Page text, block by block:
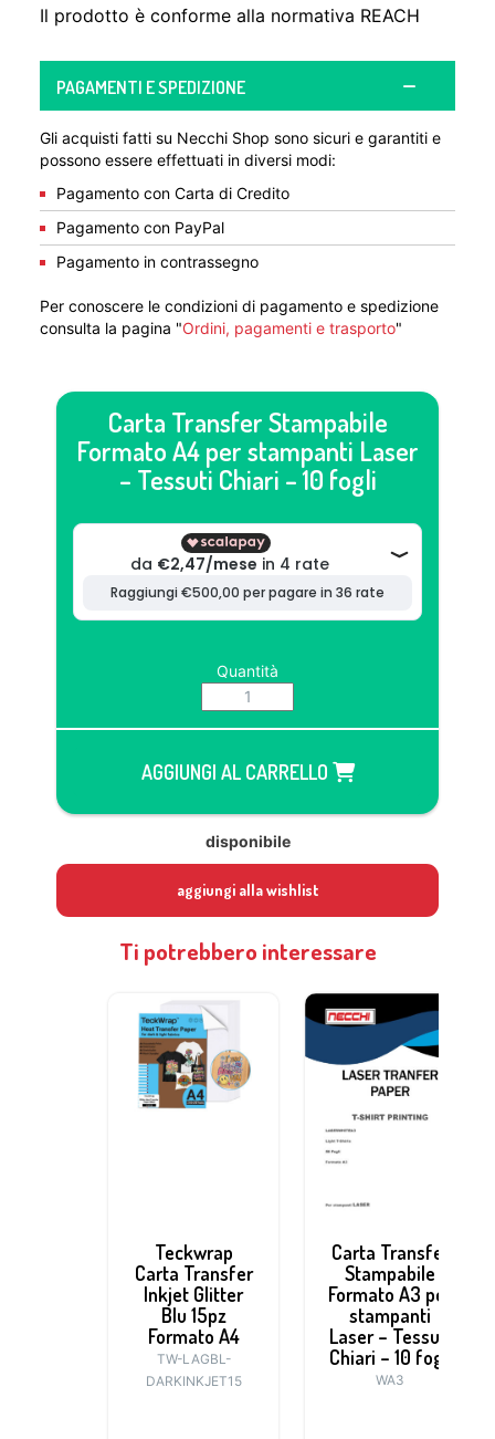
Il prodotto è conforme alla normativa REACH
PAGAMENTI E SPEDIZIONE
Gli acquisti fatti su Necchi Shop sono sicuri e garantiti e
possono essere effettuati in diversi modi:
Pagamento con Carta di Credito
Pagamento con PayPal
Pagamento in contrassegno
Per conoscere le condizioni di pagamento e spedizione
consulta la pagina "Ordini, pagamenti e trasporto"
Carta Transfer Stampabile
Formato A4 per stampanti Laser
– Tessuti Chiari – 10 fogli
Quantità
AGGIUNGI AL CARRELLO
disponibile
aggiungi alla wishlist
Ti potrebbero interessare
Teckwrap
Carta Transfer
Inkjet Glitter
Blu 15pz
Formato A4
TW-LAGBL-
DARKINKJET15
Carta Transfer
Stampabile
Formato A3 per
stampanti
Laser – Tessuti
Chiari – 10 fogli
WA3